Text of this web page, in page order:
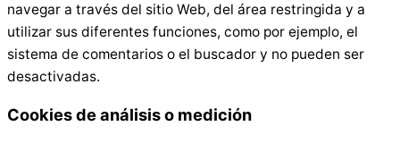
navegar a través del sitio Web, del área restringida y a
utilizar sus diferentes funciones, como por ejemplo, el
sistema de comentarios o el buscador y no pueden ser
desactivadas.
Cookies de análisis o medición